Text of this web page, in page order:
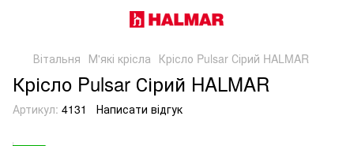
Вітальня М'які крісла Крісло Pulsar Сірий HALMAR
Крісло Pulsar Сірий HALMAR
Артикул: 4131 Написати відгук